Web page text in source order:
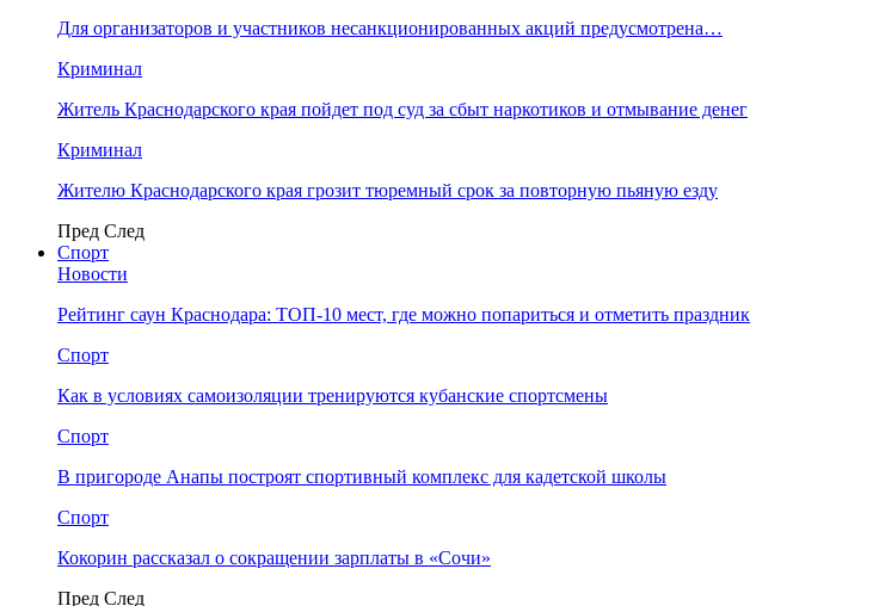
Для организаторов и участников несанкционированных акций предусмотрена…
Криминал
Житель Краснодарского края пойдет под суд за сбыт наркотиков и отмывание денег
Криминал
Жителю Краснодарского края грозит тюремный срок за повторную пьяную езду
Пред След
Спорт
Новости
Рейтинг саун Краснодара: ТОП-10 мест, где можно попариться и отметить праздник
Спорт
Как в условиях самоизоляции тренируются кубанские спортсмены
Спорт
В пригороде Анапы построят спортивный комплекс для кадетской школы
Спорт
Кокорин рассказал о сокращении зарплаты в «Сочи»
Пред След